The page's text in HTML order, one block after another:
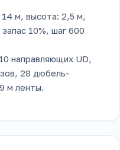
м, высота: 2,5 м,
10%, шаг 600
направляющих UD,
28 дюбель-
м ленты.